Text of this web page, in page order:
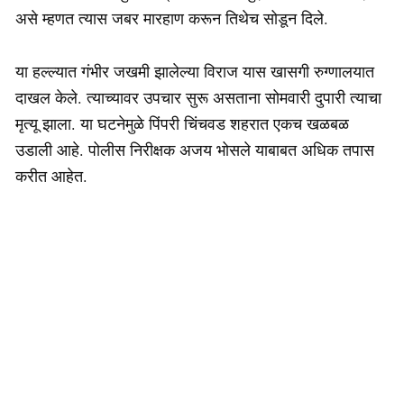
असे म्हणत त्यास जबर मारहाण करून तिथेच सोडून दिले.
या हल्ल्यात गंभीर जखमी झालेल्या विराज यास खासगी रुग्णालयात
दाखल केले. त्याच्यावर उपचार सुरू असताना सोमवारी दुपारी त्याचा
मृत्यू झाला. या घटनेमुळे पिंपरी चिंचवड शहरात एकच खळबळ
उडाली आहे. पोलीस निरीक्षक अजय भोसले याबाबत अधिक तपास
करीत आहेत.